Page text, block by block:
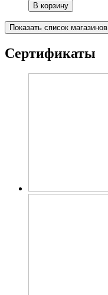
В корзину
Показать список магазинов
Сертификаты